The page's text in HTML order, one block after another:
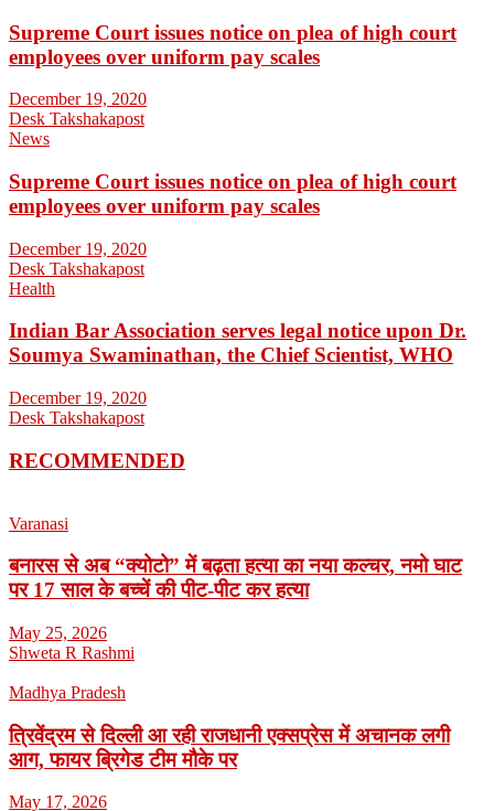
Supreme Court issues notice on plea of high court
employees over uniform pay scales
December 19, 2020
Desk Takshakapost
News
Supreme Court issues notice on plea of high court
employees over uniform pay scales
December 19, 2020
Desk Takshakapost
Health
Indian Bar Association serves legal notice upon Dr.
Soumya Swaminathan, the Chief Scientist, WHO
December 19, 2020
Desk Takshakapost
RECOMMENDED
Varanasi
बनारस से अब “क्योटो” में बढ़ता हत्या का नया कल्चर, नमो घाट
पर 17 साल के बच्चें की पीट-पीट कर हत्या
May 25, 2026
Shweta R Rashmi
Madhya Pradesh
त्रिवेंद्रम से दिल्ली आ रही राजधानी एक्सप्रेस में अचानक लगी
आग, फायर ब्रिगेड टीम मौके पर
May 17, 2026